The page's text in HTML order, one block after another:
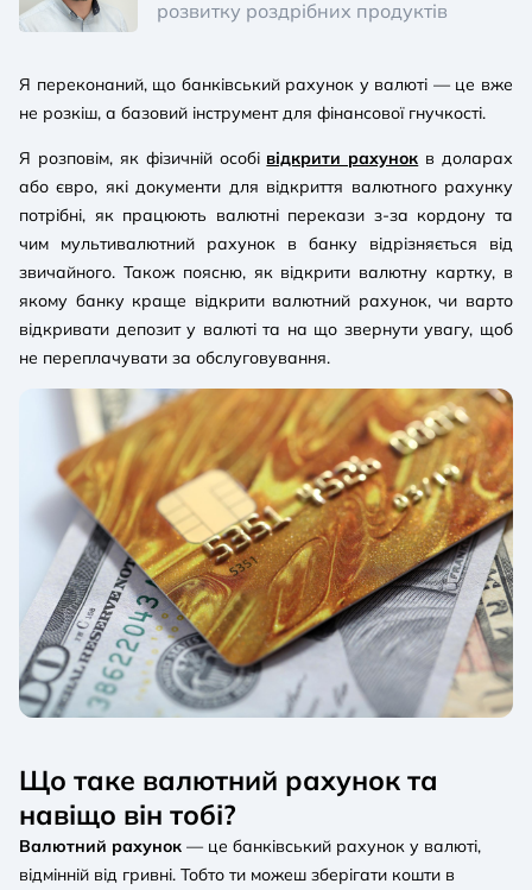
розвитку роздрібних продуктів
Я переконаний, що банківський рахунок у валюті — це вже
не розкіш, а базовий інструмент для фінансової гнучкості.
Я розповім, як фізичній особі відкрити рахунок в доларах
або євро, які документи для відкриття валютного рахунку
потрібні, як працюють валютні перекази з-за кордону та
чим мультивалютний рахунок в банку відрізняється від
звичайного. Також поясню, як відкрити валютну картку, в
якому банку краще відкрити валютний рахунок, чи варто
відкривати депозит у валюті та на що звернути увагу, щоб
не переплачувати за обслуговування.
Що таке валютний рахунок та
навіщо він тобі?
Валютний рахунок — це банківський рахунок у валюті,
відмінній від гривні. Тобто ти можеш зберігати кошти в